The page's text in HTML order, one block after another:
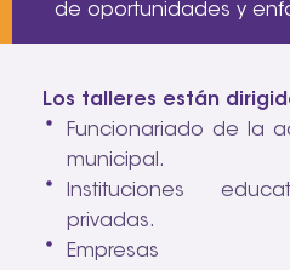
de oportunidades y
Los talleres están
Funcionariado de la
municipal.
Instituciones
privadas.
Empresas